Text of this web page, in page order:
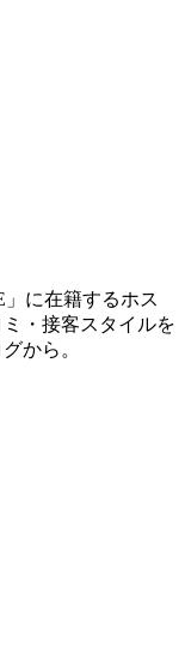
に在籍するホス
・接客スタイルを
から。